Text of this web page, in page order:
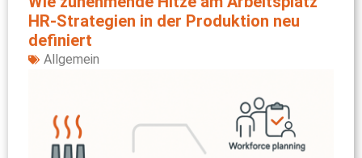
HR‑Strategien in der Produktion neu
definiert
Allgemein